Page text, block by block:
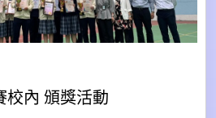
校內 頒獎活動